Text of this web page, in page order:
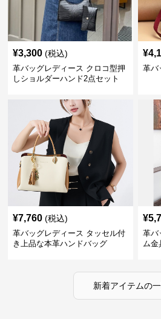
¥3,300 (税込)
革バッグレディース クロコ型押
しショルダーハンド2点セット
¥
革バ
¥7,760 (税込)
革バッグレディース タッセル付
き上品な本革ハンドバッグ
¥
革バ
ム
新着アイテムの